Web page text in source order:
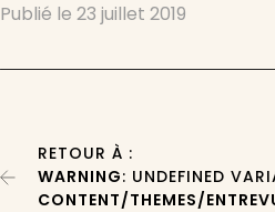
Publié le23 juillet 2019
RETOUR À :
WARNING: UNDEFINED
CONTENT/THEMES/